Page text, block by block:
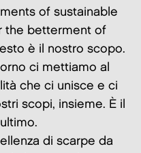
of sustainable
the betterment of
è il nostro scopo.
ci mettiamo al
che ci unisce e ci
scopi, insieme. È il
di scarpe da